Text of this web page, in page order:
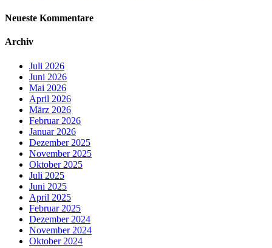
Neueste Kommentare
Archiv
Juli 2026
Juni 2026
Mai 2026
April 2026
März 2026
Februar 2026
Januar 2026
Dezember 2025
November 2025
Oktober 2025
Juli 2025
Juni 2025
April 2025
Februar 2025
Dezember 2024
November 2024
Oktober 2024